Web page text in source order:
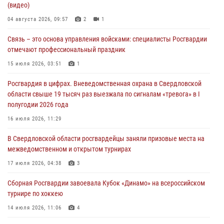
города в Екатеринбурге
03 августа 2026, 07:43 3
Росгвардия приняла участие в межведомственном
антитеррористическом учении в Свердловской области
31 июля 2026, 12:27 1
Росгвардия обеспечивает безопасность граждан на южном
направлении
31 июля 2026, 06:56
рассказал об итогах работы подразделения в эфире телекомпании
«Телекон»
30 июля 2026, 11:33 1
(видео)
04 августа 2026, 09:57 2 1
Связь – это основа управления войсками: специалисты Росгвардии
отмечают профессиональный праздник
15 июля 2026, 03:51 1
Росгвардия в цифрах. Вневедомственная охрана в Свердловской
области свыше 19 тысяч раз выезжала по сигналам «тревога» в I
полугодии 2026 года
16 июля 2026, 11:29
В Свердловской области росгвардейцы заняли призовые места на
межведомственном и открытом турнирах
17 июля 2026, 04:38 3
Сборная Росгвардии завоевала Кубок «Динамо» на всероссийском
турнире по хоккею
14 июля 2026, 11:06 4